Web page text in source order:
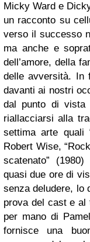
Micky Ward e
un racconto su
verso il successo
ma anche e
dell’amore, della
delle avversità. In
davanti ai nostri
dal punto di vista
riallacciarsi alla
settima arte quali
Robert Wise,
scatenato” (1980)
quasi due ore di
senza deludere, lo
prova del cast e al
per mano di
fornisce una